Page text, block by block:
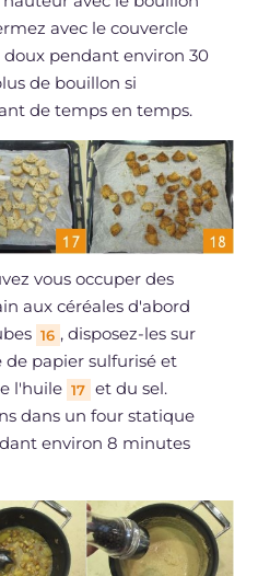
avec le couvercle
pendant environ 30
de bouillon si
de temps en temps.
vous occuper des
aux céréales d'abord
16 , disposez-les sur
papier sulfurisé et
l'huile 17 et du sel.
dans un four statique
environ 8 minutes